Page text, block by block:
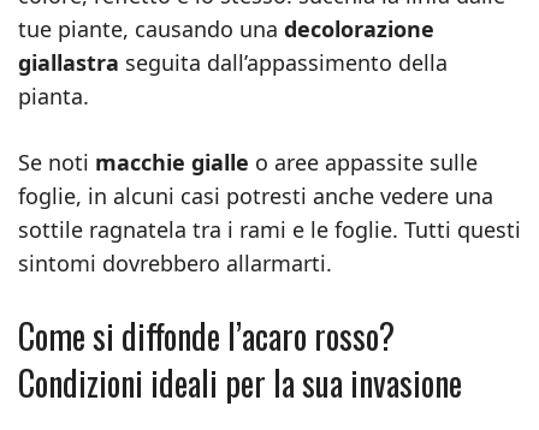
tue piante, causando una decolorazione
giallastra seguita dall’appassimento della
pianta.
Se noti macchie gialle o aree appassite sulle
foglie, in alcuni casi potresti anche vedere una
sottile ragnatela tra i rami e le foglie. Tutti questi
sintomi dovrebbero allarmarti.
Come si diffonde l’acaro rosso?
Condizioni ideali per la sua invasione